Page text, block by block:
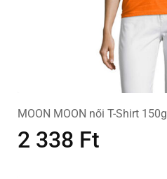
MOON MOON női T-Shirt 150g
2 338 Ft